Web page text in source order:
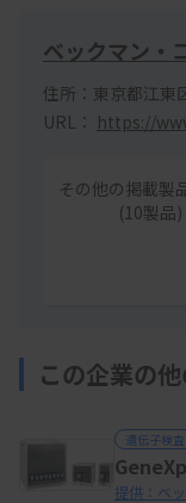
ベックマン・
住所：東京都江東
URL： https://
その他の掲載製
(10製品)
この企業の
遺伝子検査
提供：ベ